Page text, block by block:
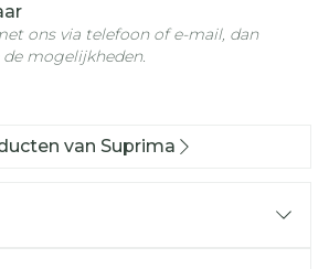
ons via telefoon of e-mail, dan
mogelijkheden.
van Suprima